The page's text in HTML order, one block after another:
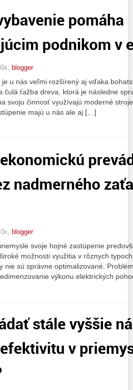
pomáha
podnikom v
blogger
u nás veľmi rozšírený aj vďaka
čulá ťažba dreva, ktorá je následne
svoju činnosť využívajú moderné
majú u nás ale aj […]
nadmerného
blogger
svoje hojné zastúpenie
možnosti využitia v rôznych
nie sú správne optimalizované.
výkonu elektrických
stále vyššie
v